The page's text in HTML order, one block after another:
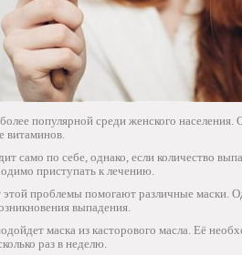
популярной среди женского населения.
витаминов.
само по себе, однако, если количество
приступать к лечению.
этой проблемы помогают различные маски.
выпадения.
маска из касторового масла. Её
раз в неделю.